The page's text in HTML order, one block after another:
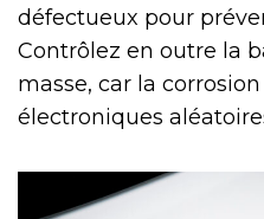
défectueux pour
Contrôlez en outre la
masse, car la
électroniques